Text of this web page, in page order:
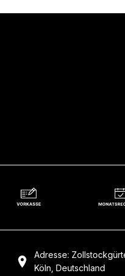
Adresse:
Köln, Deutschland